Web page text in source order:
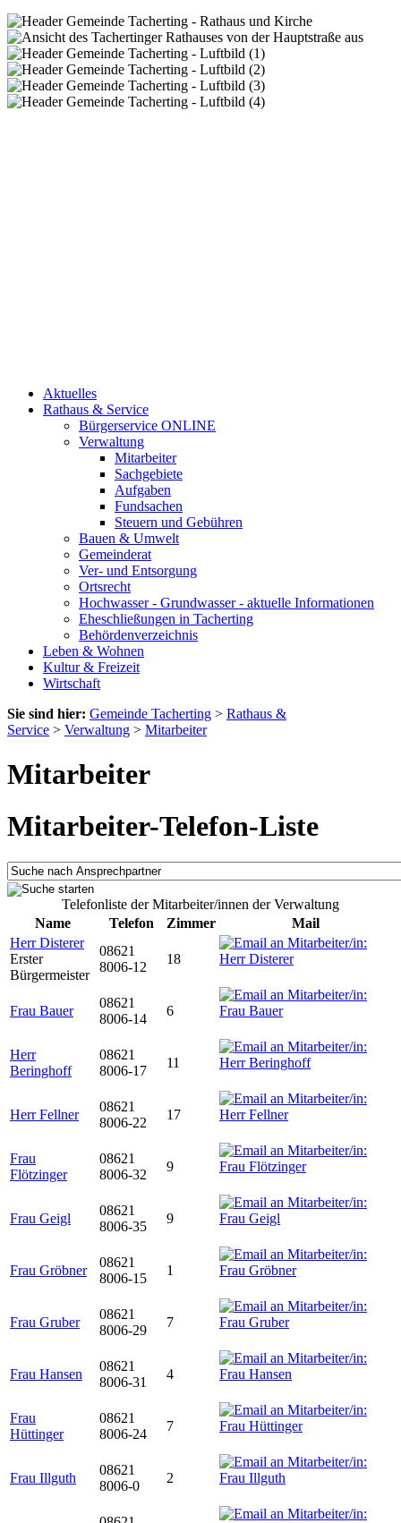
Aktuelles
Rathaus & Service
Bürgerservice ONLINE
Verwaltung
Mitarbeiter
Sachgebiete
Aufgaben
Fundsachen
Steuern und Gebühren
Bauen & Umwelt
Gemeinderat
Ver- und Entsorgung
Ortsrecht
Hochwasser - Grundwasser - aktuelle Informationen
Eheschließungen in Tacherting
Behördenverzeichnis
Leben & Wohnen
Kultur & Freizeit
Wirtschaft
Sie sind hier: Gemeinde Tacherting > Rathaus &
Service > Verwaltung > Mitarbeiter
Mitarbeiter
Mitarbeiter-Telefon-Liste
Telefonliste der Mitarbeiter/innen der Verwaltung
Name
Telefon Zimmer
Mail
Herr Disterer
Erster
Bürgermeister
08621
8006-12
18
Frau Bauer
08621
8006-14
6
Herr
Beringhoff
08621
8006-17
11
Herr Fellner
08621
8006-22
17
Frau
Flötzinger
08621
8006-32
9
Frau Geigl
08621
8006-35
9
Frau Gröbner
08621
8006-15
1
Frau Gruber
08621
8006-29
7
Frau Hansen
08621
8006-31
4
Frau
Hüttinger
08621
8006-24
7
Frau Illguth
08621
8006-0
2